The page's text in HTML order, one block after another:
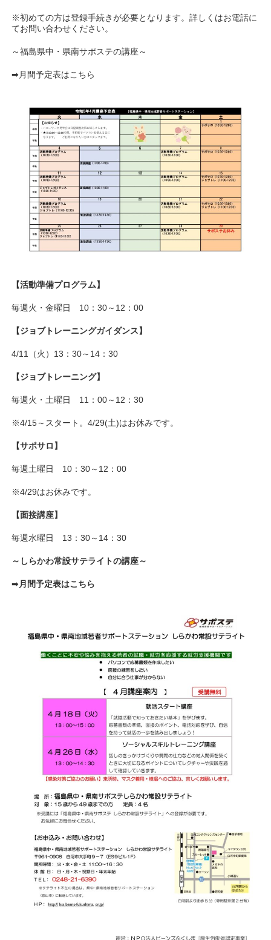
※初めての方は登録手続きが必要となります。詳しくはお電話に
てお問い合わせください。
～福島県中・県南サポステの講座～
➡月間予定表はこちら
【活動準備プログラム】
毎週火・金曜日 10：30～12：00
【ジョブトレーニングガイダンス】
4/11（火）13：30～14：30
【ジョブトレーニング】
毎週火・土曜日 11：00～12：30
※4/15～スタート。4/29(土)はお休みです。
【サポサロ】
毎週土曜日 10：30～12：00
※4/29はお休みです。
【面接講座】
毎週水曜日 13：30～14：30
～しらかわ常設サテライトの講座～
➡月間予定表はこちら